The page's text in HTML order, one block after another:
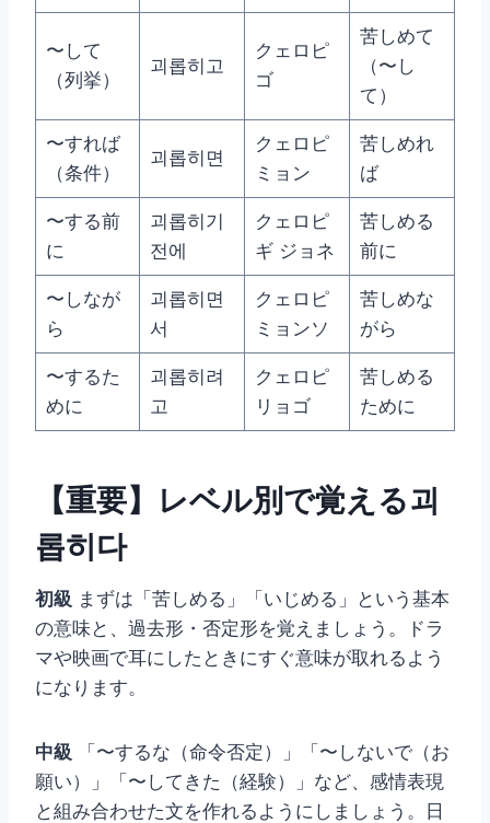
〜して
（列挙）
괴롭히고
クェロピ
ゴ
苦しめて
（〜し
て）
〜すれば
（条件）
괴롭히면
クェロピ
ミョン
苦しめれ
ば
〜する前
に
괴롭히기
전에
クェロピ
ギ ジョネ
苦しめる
前に
〜しなが
ら
괴롭히면
서
クェロピ
ミョンソ
苦しめな
がら
〜するた
めに
괴롭히려
고
クェロピ
リョゴ
苦しめる
ために
【重要】レベル別で覚える괴
롭히다
初級 まずは「苦しめる」「いじめる」という基本
の意味と、過去形・否定形を覚えましょう。ドラ
マや映画で耳にしたときにすぐ意味が取れるよう
になります。
中級 「〜するな（命令否定）」「〜しないで（お
願い）」「〜してきた（経験）」など、感情表現
と組み合わせた文を作れるようにしましょう。日